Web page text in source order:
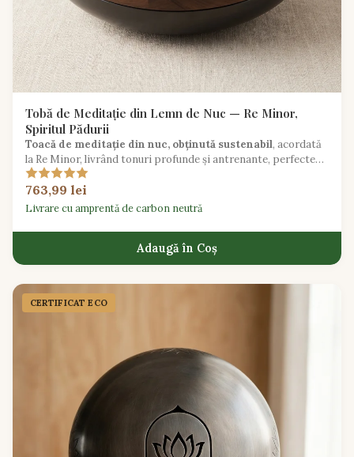
Tobă de Meditație din Lemn de Nuc — Re Minor,
Spiritul Pădurii
Toacă de meditație din nuc, obținută sustenabil, acordată
la Re Minor, livrând tonuri profunde și antrenante, perfecte
pentru practică reflexivă.
763,99 lei
Livrare cu amprentă de carbon neutră
Adaugă în Coș
CERTIFICAT ECO